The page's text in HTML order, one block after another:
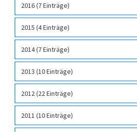
2016 (7 Einträge)
2015 (4 Einträge)
2014 (7 Einträge)
2013 (10 Einträge)
2012 (22 Einträge)
2011 (10 Einträge)